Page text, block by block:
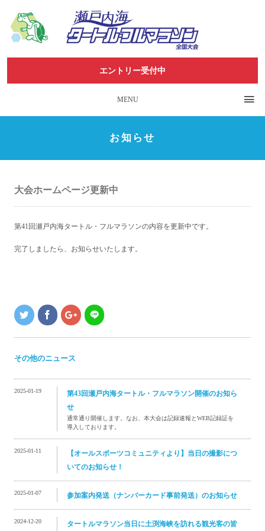
エントリー受付中
MENU
お知らせ
大会ホームページ更新中
第41回瀬戸内海タートル・フルマラソンの内容を更新中です。
完了しましたら、お知らせいたします。
その他のニュース
2025-01-19
第43回瀬戸内海タートル・フルマラソン開催のお知ら
せ
通常通り開催します。なお、本大会は記録速報とWEB記録証を
導入しております。
2025-01-11
【オールスポーツコミュニティより】当日の撮影につ
いてのお知らせ！
2025-01-07 参加案内発送（ナンバーカード事前発送）のお知らせ
2024-12-20 タートルマラソン当日に土渕海峡を訪れる観光客の皆